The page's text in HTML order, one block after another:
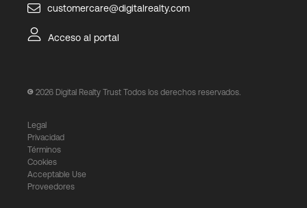
customercare@digitalrealty.com
Acceso al portal
2026 Digital Realty Trust Todos los derechos reservados.
Legal
Privacidad
Términos
Cookies
Acceptable Use
Proveedores